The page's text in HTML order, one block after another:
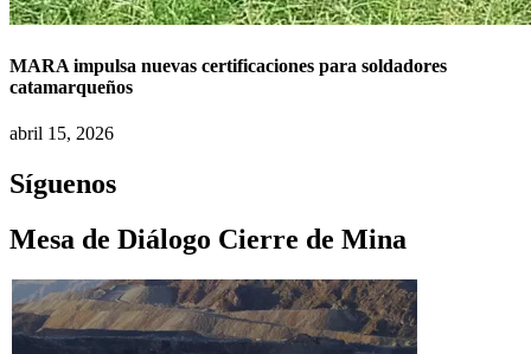
MARA impulsa nuevas certificaciones para soldadores
catamarqueños
abril 15, 2026
Síguenos
Mesa de Diálogo Cierre de Mina